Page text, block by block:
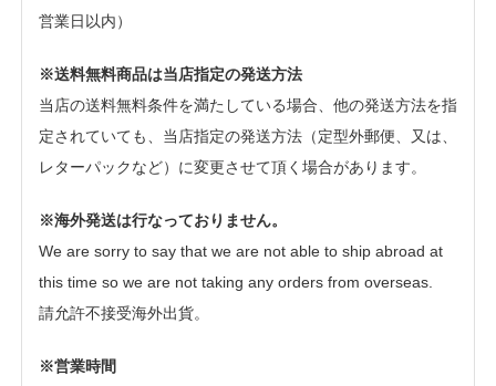
営業日以内）
※送料無料商品は当店指定の発送方法
当店の送料無料条件を満たしている場合、他の発送方法を指
定されていても、当店指定の発送方法（定型外郵便、又は、
レターパックなど）に変更させて頂く場合があります。
※海外発送は行なっておりません。
We are sorry to say that we are not able to ship abroad at
this time so we are not taking any orders from overseas.
請允許不接受海外出貨。
※営業時間